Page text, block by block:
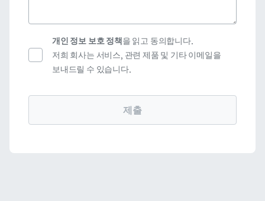
개인 정보 보호 정책 을 읽고 동의합니다.
저희 회사는 서비스, 관련 제품 및 기타 이메일을
보내드릴 수 있습니다.
제출